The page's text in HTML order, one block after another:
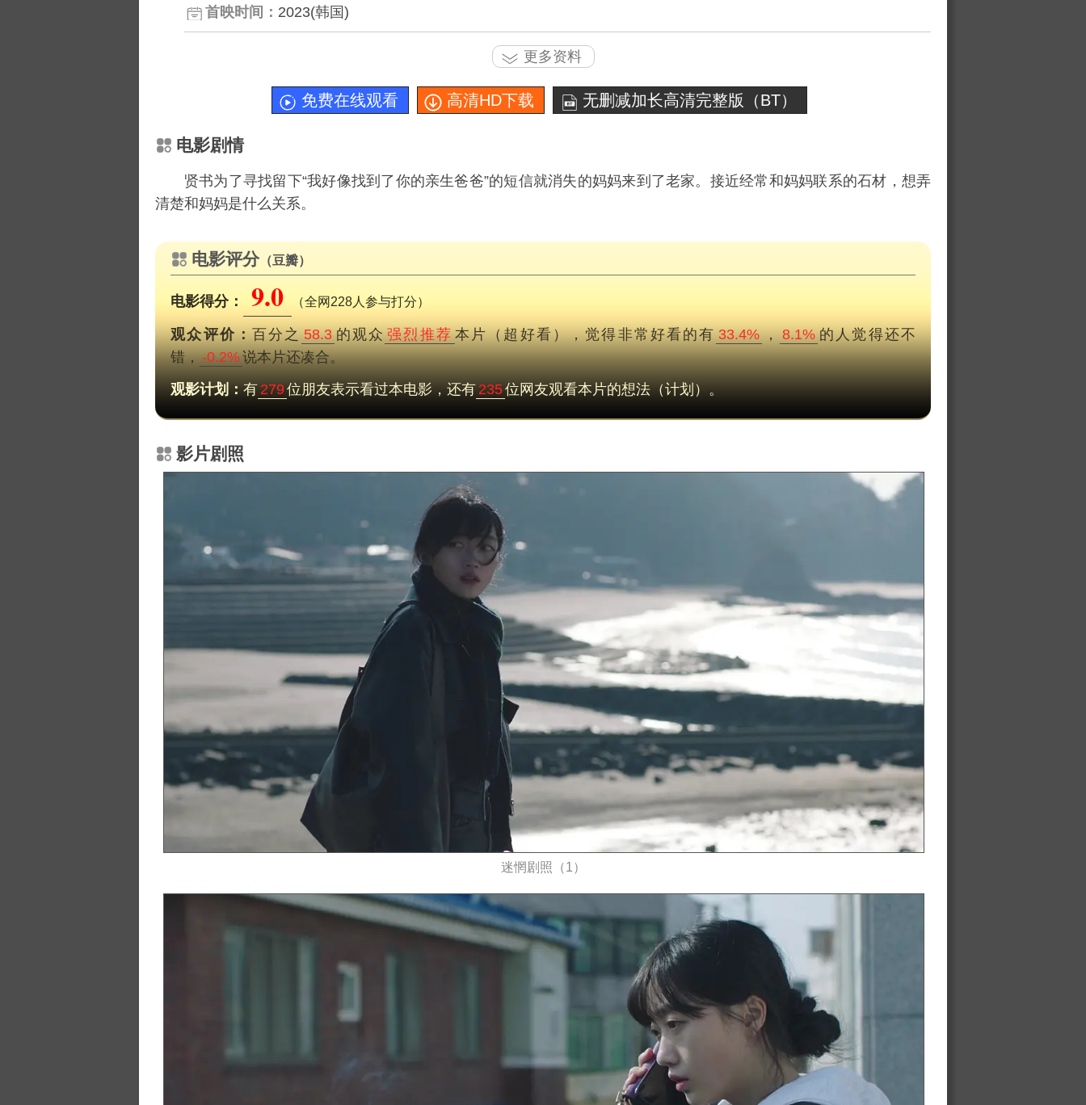
首映时间： 2023(韩国)
更多资料
免费在线观看 高清HD下载 无删减加长高清完整版（BT）
电影剧情
贤书为了寻找留下“我好像找到了你的亲生爸爸”的短信就消失的妈妈来到了老家。接近经常和妈妈联系的石材，想弄
清楚和妈妈是什么关系。
电影评分（豆瓣）
电影得分： 9.0 （全网228人参与打分）
观众评价：百分之58.3的观众强烈推荐本片（超好看），觉得非常好看的有33.4%，8.1%的人觉得还不
错，-0.2%说本片还凑合。
观影计划：有 279位朋友表示看过本电影，还有 235位网友观看本片的想法（计划）。
影片剧照
迷惘剧照（1）